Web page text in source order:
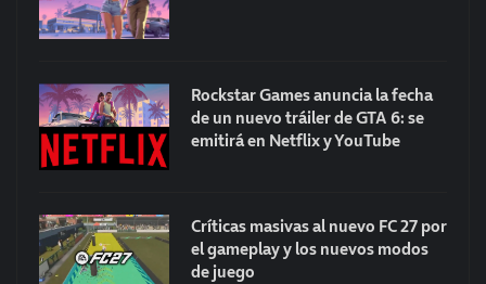
Rockstar Games anuncia la fecha
de un nuevo tráiler de GTA 6: se
emitirá en Netflix y YouTube
Críticas masivas al nuevo FC 27 por
el gameplay y los nuevos modos
de juego